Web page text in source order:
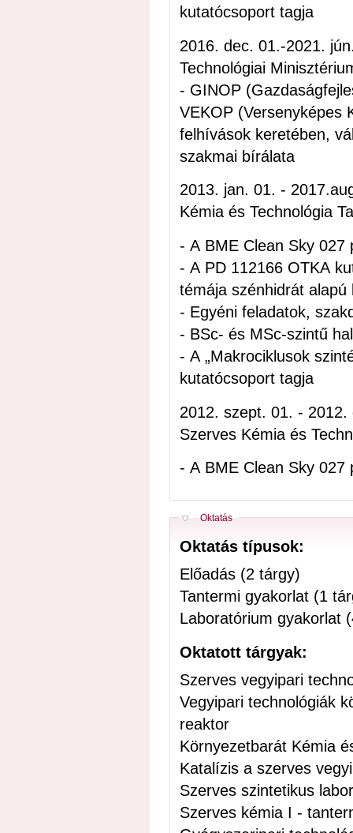
kutatócsoport tagja
2016. dec. 01.-2021. jún. 19.; állami projektértékelő,
Technológiai
- GINOP
VEKOP (Versenyképes
felhívások keretében,
szakmai bírálata
2013. jan. 01. - 2017.aug. 31.; tudományos
Kémia és Technológia
- A BME Clean Sky 027
- A PD 112166 OTKA
témája szénhidrát
- Egyéni feladatok,
- BSc- és MSc-szintű
- A „Makrociklusok
kutatócsoport tagja
2012. szept. 01. - 2012. dec. 31.; tudományos
Szerves Kémia és
- A BME Clean Sky 027
Elrejt
Oktatás
Oktatás típusok:
Előadás (2 tárgy)
Tantermi gyakorlat (1
Laboratórium gyakorlat
Oktatott tárgyak:
Szerves vegyipari
Vegyipari technológiák
reaktor
Környezetbarát Kémia
Katalízis a szerves
Szerves szintetikus
Szerves kémia I -